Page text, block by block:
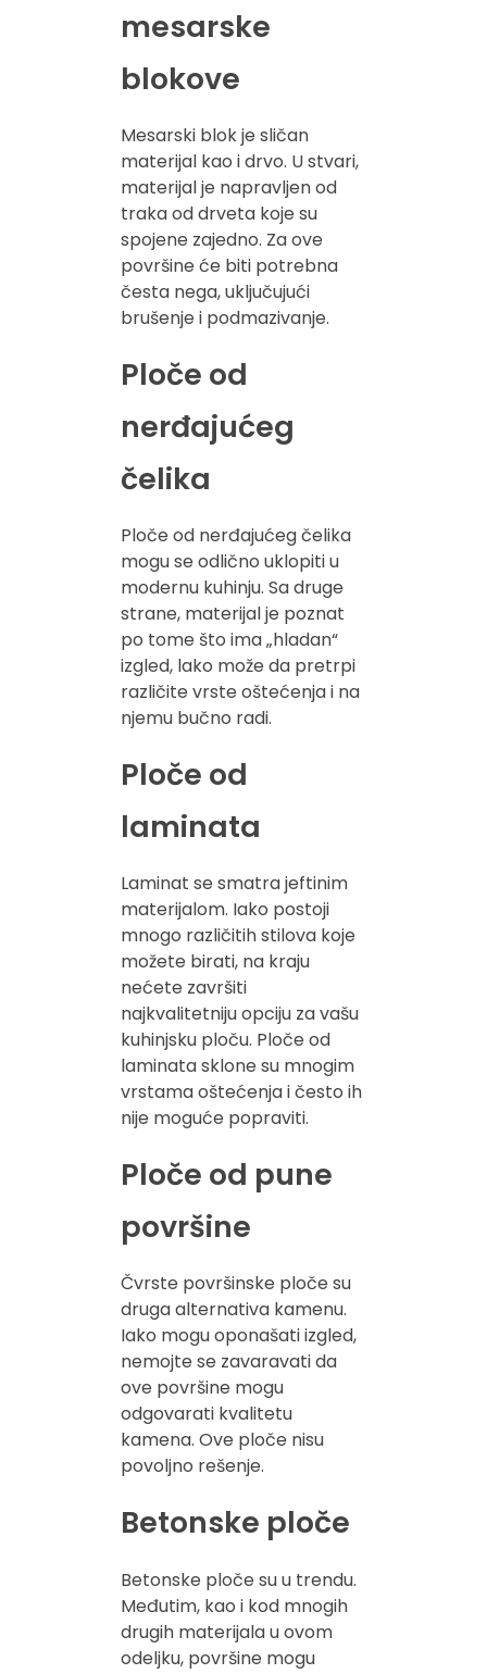
mesarske
blokove
Mesarski blok je sličan
materijal kao i drvo. U stvari,
materijal je napravljen od
traka od drveta koje su
spojene zajedno. Za ove
površine će biti potrebna
česta nega, uključujući
brušenje i podmazivanje.
Ploče od
nerđajućeg
čelika
Ploče od nerđajućeg čelika
mogu se odlično uklopiti u
modernu kuhinju. Sa druge
strane, materijal je poznat
po tome što ima „hladan“
izgled, lako može da pretrpi
različite vrste oštećenja i na
njemu bučno radi.
Ploče od
laminata
Laminat se smatra jeftinim
materijalom. Iako postoji
mnogo različitih stilova koje
možete birati, na kraju
nećete završiti
najkvalitetniju opciju za vašu
kuhinjsku ploču. Ploče od
laminata sklone su mnogim
vrstama oštećenja i često ih
nije moguće popraviti.
Ploče od pune
površine
Čvrste površinske ploče su
druga alternativa kamenu.
Iako mogu oponašati izgled,
nemojte se zavaravati da
ove površine mogu
odgovarati kvalitetu
kamena. Ove ploče nisu
povoljno rešenje.
Betonske ploče
Betonske ploče su u trendu.
Međutim, kao i kod mnogih
drugih materijala u ovom
odeljku, površine mogu